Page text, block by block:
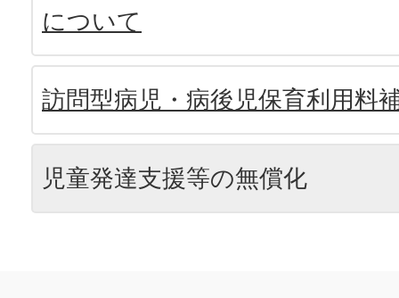
について
訪問型病児・病後児保育利用料
児童発達支援等の無償化